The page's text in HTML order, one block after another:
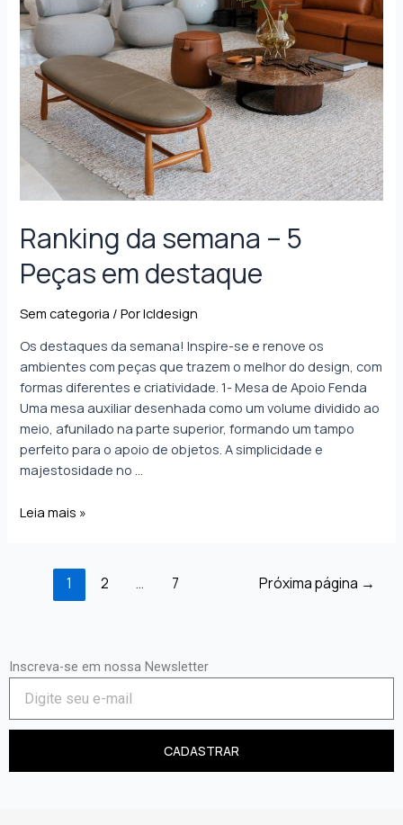
Ranking da semana – 5
Peças em destaque
Sem categoria / Porlcldesign
Os destaques da semana! Inspire-se e renove os
ambientes com peças que trazem o melhor do design, com
formas diferentes e criatividade. 1- Mesa de Apoio Fenda
Uma mesa auxiliar desenhada como um volume dividido ao
meio, afunilado na parte superior, formando um tampo
perfeito para o apoio de objetos. A simplicidade e
majestosidade no …
Leia mais »
1 2 … 7 Próxima página →
Inscreva-se em nossa Newsletter
CADASTRAR